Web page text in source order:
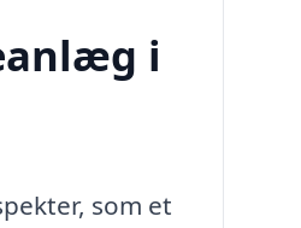
i
som et